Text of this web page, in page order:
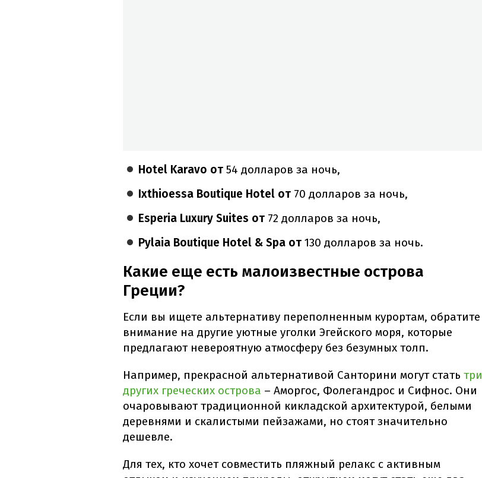
Hotel Karavo от54 долларов за ночь,
Ixthioessa Boutique Hotel от 70 долларов за ночь,
Esperia Luxury Suites от 72 долларов за ночь,
Pylaia Boutique Hotel & Spa от130 долларов за ночь.
Какие еще есть малоизвестные острова
Греции?
Если вы ищете альтернативу переполненным курортам, обратите
внимание на другие уютные уголки Эгейского моря, которые
предлагают невероятную атмосферу без безумных толп.
Например, прекрасной альтернативой Санторини могут стать три
других греческих острова – Аморгос, Фолегандрос и Сифнос. Они
очаровывают традиционной кикладской архитектурой, белыми
деревнями и скалистыми пейзажами, но стоят значительно
дешевле.
Для тех, кто хочет совместить пляжный релакс с активным